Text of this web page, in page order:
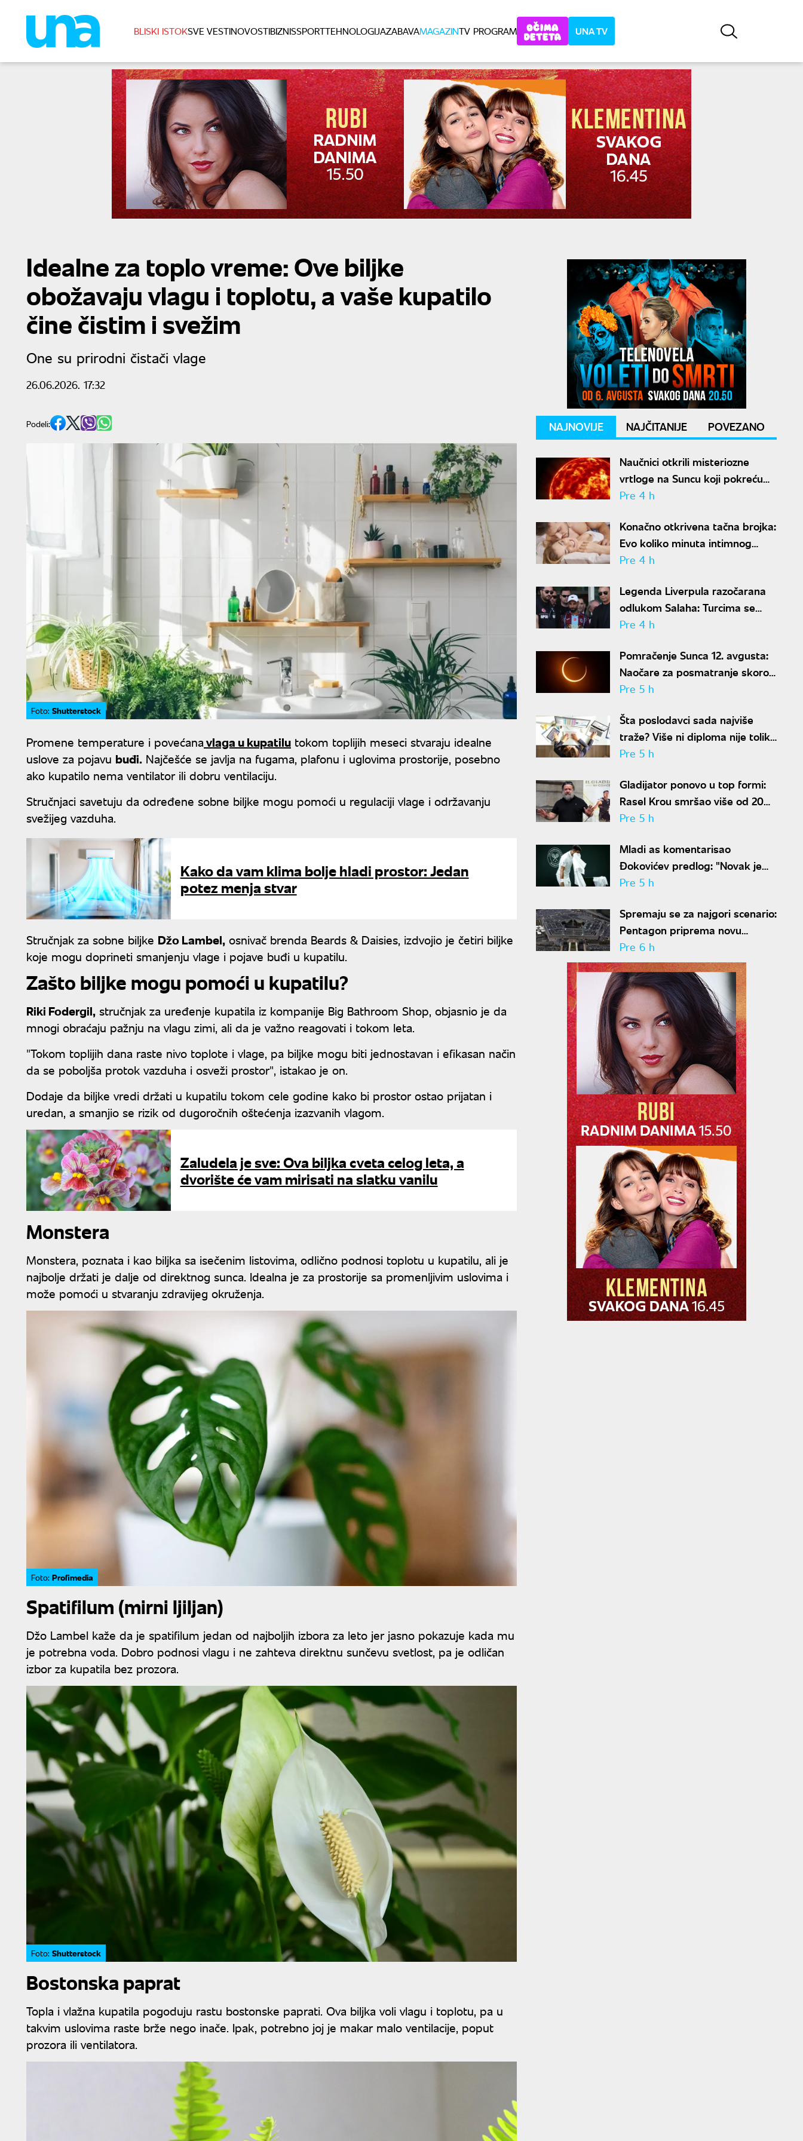
BLISKI ISTOKSVE VESTINOVOSTIBIZNISSPORTTEHNOLOGIJAZABAVAMAGAZINTV PROGRAM UNA TV
Idealne za toplo vreme: Ove biljke
obožavaju vlagu i toplotu, a vaše kupatilo
čine čistim i svežim
One su prirodni čistači vlage
26.06.2026. 17:32
Podeli:
Foto: Shutterstock
Promene temperature i povećanavlaga u kupatilu tokom toplijih meseci stvaraju idealne
uslove za pojavu buđi. Najčešće se javlja na fugama, plafonu i uglovima prostorije, posebno
ako kupatilo nema ventilator ili dobru ventilaciju.
Stručnjaci savetuju da određene sobne biljke mogu pomoći u regulaciji vlage i održavanju
svežijeg vazduha.
Kako da vam klima bolje hladi prostor: Jedan
potez menja stvar
Stručnjak za sobne biljke Džo Lambel, osnivač brenda Beards & Daisies, izdvojio je četiri biljke
koje mogu doprineti smanjenju vlage i pojave buđi u kupatilu.
Zašto biljke mogu pomoći u kupatilu?
Riki Fodergil, stručnjak za uređenje kupatila iz kompanije Big Bathroom Shop, objasnio je da
mnogi obraćaju pažnju na vlagu zimi, ali da je važno reagovati i tokom leta.
"Tokom toplijih dana raste nivo toplote i vlage, pa biljke mogu biti jednostavan i efikasan način
da se poboljša protok vazduha i osveži prostor", istakao je on.
Dodaje da biljke vredi držati u kupatilu tokom cele godine kako bi prostor ostao prijatan i
uredan, a smanjio se rizik od dugoročnih oštećenja izazvanih vlagom.
Zaludela je sve: Ova biljka cveta celog leta, a
dvorište će vam mirisati na slatku vanilu
Monstera
Monstera, poznata i kao biljka sa isečenim listovima, odlično podnosi toplotu u kupatilu, ali je
najbolje držati je dalje od direktnog sunca. Idealna je za prostorije sa promenljivim uslovima i
može pomoći u stvaranju zdravijeg okruženja.
Foto: Profimedia
Spatifilum (mirni ljiljan)
Džo Lambel kaže da je spatifilum jedan od najboljih izbora za leto jer jasno pokazuje kada mu
je potrebna voda. Dobro podnosi vlagu i ne zahteva direktnu sunčevu svetlost, pa je odličan
izbor za kupatila bez prozora.
Foto: Shutterstock
Bostonska paprat
Topla i vlažna kupatila pogoduju rastu bostonske paprati. Ova biljka voli vlagu i toplotu, pa u
takvim uslovima raste brže nego inače. Ipak, potrebno joj je makar malo ventilacije, poput
prozora ili ventilatora.
NAJNOVIJE NAJČITANIJE POVEZANO
Naučnici otkrili misteriozne
vrtloge na Suncu koji pokreću
solarne baklje
Pre 4 h
Konačno otkrivena tačna brojka:
Evo koliko minuta intimnog
odnosa je ženi potrebno da bi
Pre 4 h
Legenda Liverpula razočarana
odlukom Salaha: Turcima se
neće dopasti ove reči
Pre 4 h
Pomračenje Sunca 12. avgusta:
Naočare za posmatranje skoro
rasprodate
Pre 5 h
Šta poslodavci sada najviše
traže? Više ni diploma nije toliko
važna
Pre 5 h
Gladijator ponovo u top formi:
Rasel Krou smršao više od 20
kilograma pa zapalio društvene
Pre 5 h
Mladi as komentarisao
Đokovićev predlog: "Novak je
sve stariji, zato nam predlaže
Pre 5 h
Spremaju se za najgori scenario:
Pentagon priprema novu
nuklearnu strategiju za
eventualni sukob sa Rusijom i
Kinom
Pre 6 h